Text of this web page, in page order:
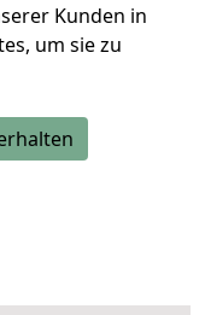
Kunden in
um sie zu